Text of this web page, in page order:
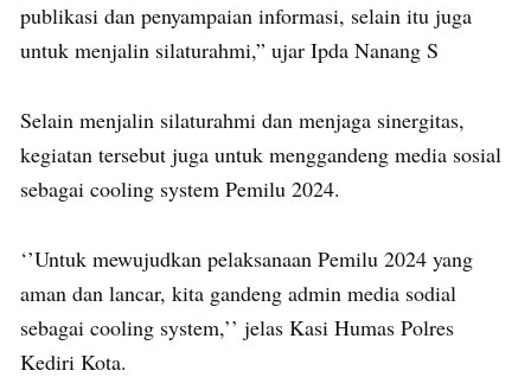
publikasi dan penyampaian informasi, selain itu juga
untuk menjalin silaturahmi,” ujar Ipda Nanang S
Selain menjalin silaturahmi dan menjaga sinergitas,
kegiatan tersebut juga untuk menggandeng media sosial
sebagai cooling system Pemilu 2024.
‘’Untuk mewujudkan pelaksanaan Pemilu 2024 yang
aman dan lancar, kita gandeng admin media sodial
sebagai cooling system,’’ jelas Kasi Humas Polres
Kediri Kota.